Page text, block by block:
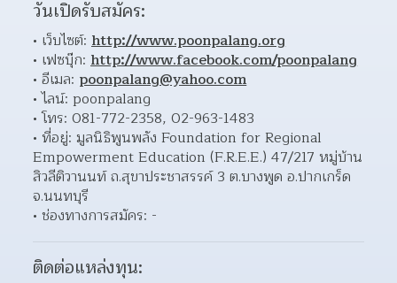
วันเปิดรับสมัคร:
เว็บไซต์: http://www.poonpalang.org
เฟซบุ๊ก: http://www.facebook.com/poonpalang
อีเมล: poonpalang@yahoo.com
ไลน์: poonpalang
โทร: 081-772-2358, 02-963-1483
ที่อยู่: มูลนิธิพูนพลัง Foundation for Regional
Empowerment Education (F.R.E.E.) 47/217 หมู่บ้าน
สิวลีติวานนท์ ถ.สุขาประชาสรรค์ 3 ต.บางพูด อ.ปากเกร็ด
จ.นนทบุรี
ช่องทางการสมัคร: -
ติดต่อแหล่งทุน: